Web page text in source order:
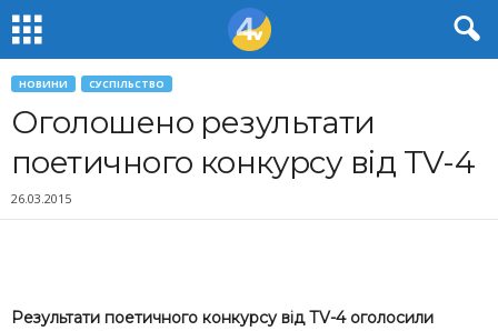
НОВИНИ СУСПІЛЬСТВО
Оголошено результати
поетичного конкурсу від ТV-4
26.03.2015
Результати поетичного конкурсу від ТV-4 оголосили